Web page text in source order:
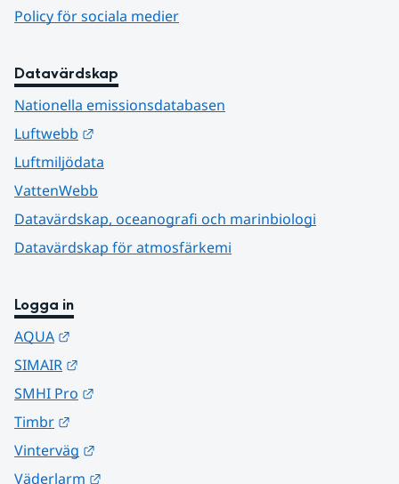
Policy för sociala medier
Datavärdskap
Nationella emissionsdatabasen
Luftwebb
Luftmiljödata
VattenWebb
Datavärdskap, oceanografi och marinbiologi
Datavärdskap för atmosfärkemi
Logga in
AQUA
SIMAIR
SMHI Pro
Timbr
Vinterväg
Väderlarm